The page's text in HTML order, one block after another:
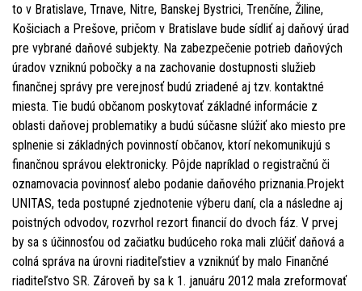
to v Bratislave, Trnave, Nitre, Banskej Bystrici, Trenčíne, Žiline,
Košiciach a Prešove, pričom v Bratislave bude sídliť aj daňový úrad
pre vybrané daňové subjekty. Na zabezpečenie potrieb daňových
úradov vzniknú pobočky a na zachovanie dostupnosti služieb
finančnej správy pre verejnosť budú zriadené aj tzv. kontaktné
miesta. Tie budú občanom poskytovať základné informácie z
oblasti daňovej problematiky a budú súčasne slúžiť ako miesto pre
splnenie si základných povinností občanov, ktorí nekomunikujú s
finančnou správou elektronicky. Pôjde napríklad o registračnú či
oznamovacia povinnosť alebo podanie daňového priznania.Projekt
UNITAS, teda postupné zjednotenie výberu daní, cla a následne aj
poistných odvodov, rozvrhol rezort financií do dvoch fáz. V prvej
by sa s účinnosťou od začiatku budúceho roka mali zlúčiť daňová a
colná správa na úrovni riaditeľstiev a vzniknúť by malo Finančné
riaditeľstvo SR. Zároveň by sa k 1. januáru 2012 mala zreformovať